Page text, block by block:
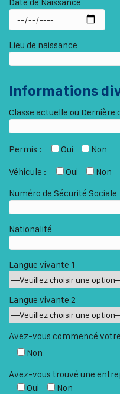
Date de Naissance
Lieu de naissance
Informations
Classe actuelle ou Dernière
Permis : Oui Non
Véhicule : Oui
Non
Numéro de Sécurité Sociale
Nationalité
Langue vivante 1
Langue vivante 2
Avez-vous commencé
Non
Avez-vous trouvé une
Oui
Non